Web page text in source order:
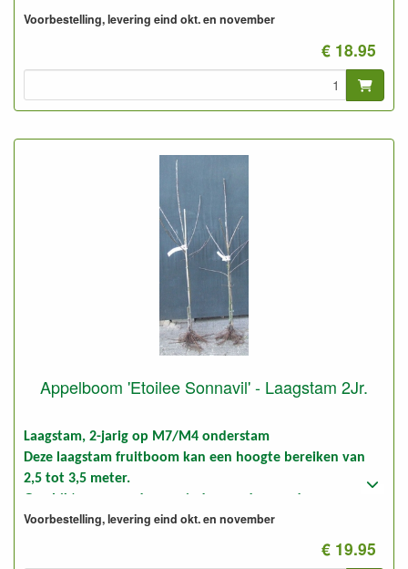
Ook geschikt voor het maken van grotere leifruitbomen (3 tot
Deze planten kunt u ook gebruiken voor laagstam op slechte
Voorbestelling, levering eind okt. en november
€ 18.95
Appelboom 'Etoilee Sonnavil' - Laagstam 2Jr.
Laagstam, 2-jarig op M7/M4 onderstam
Deze laagstam fruitboom kan een hoogte bereiken van
2,5 tot 3,5 meter.
Geschikt voor goede en minder goede gronden.
Foto: laagstam 2-jarig, ongesnoeid en gesnoeid
Voorbestelling, levering eind okt. en november
€ 19.95